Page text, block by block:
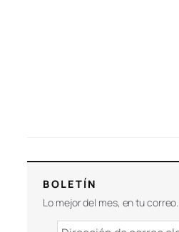
BOLETÍN
Lo mejor del mes, en tu correo.